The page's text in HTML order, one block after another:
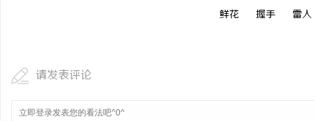
鲜花 握手 雷人
请发表评论